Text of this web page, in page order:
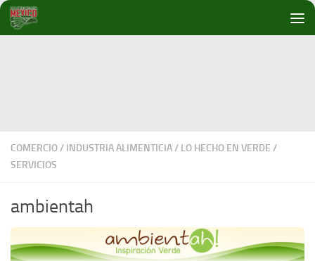
Debajo del contenido
COMERCIO/ INDUSTRIA ALIMENTICIA/ LO HECHO EN VERDE /
SERVICIOS
ambientah